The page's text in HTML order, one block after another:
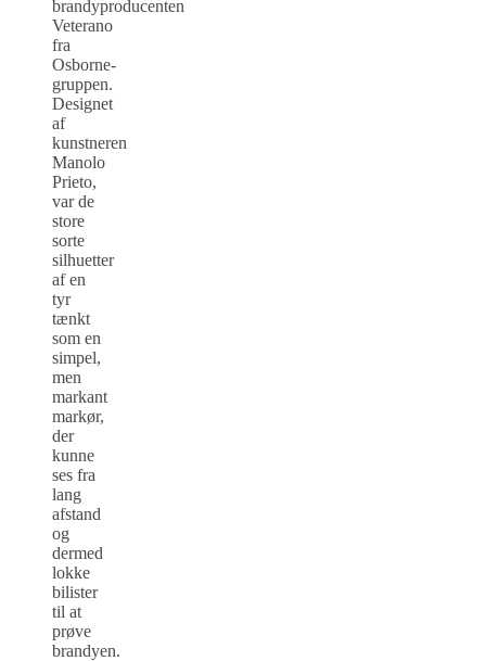
brandyproducenten
Veterano
fra
Osborne-
gruppen.
Designet
af
kunstneren
Manolo
Prieto,
var de
store
sorte
silhuetter
af en
tyr
tænkt
som en
simpel,
men
markant
markør,
der
kunne
ses fra
lang
afstand
og
dermed
lokke
bilister
til at
prøve
brandyen.